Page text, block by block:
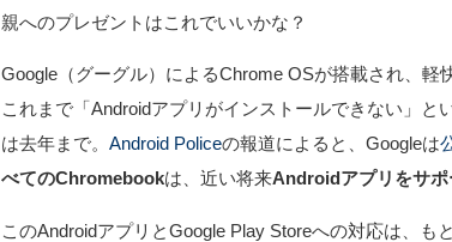
親へのプレゼントはこれでいいかな？
Google（グーグル）によるChrome OSが搭載され、軽
これまで「Androidアプリがインストールできない」
は去年まで。 Android Policeの報道によると、Googleは
べてのChromebookは、近い将来Androidアプリをサポ
このAndroidアプリとGoogle Play Storeへの対応は、も